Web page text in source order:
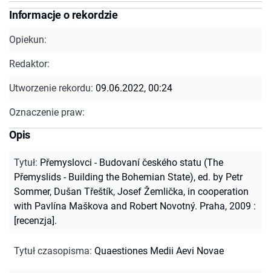
Informacje o rekordzie
Opiekun:
Redaktor:
Utworzenie rekordu: 09.06.2022, 00:24
Oznaczenie praw:
Opis
Tytuł: Přemyslovci - Budovaní českého statu (The
Přemyslids - Building the Bohemian State), ed. by Petr
Sommer, Dušan Třeštík, Josef Žemlička, in cooperation
with Pavlína Maškova and Robert Novotný. Praha, 2009 :
[recenzja].
Tytuł czasopisma: Quaestiones Medii Aevi Novae